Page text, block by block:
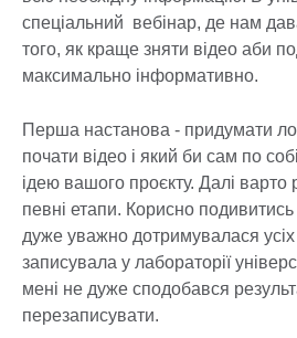
спеціальний вебінар, де нам
того, як краще зняти відео аби
максимально інформативно.
Перша настанова - придумати
почати відео і який би сам по
ідею вашого проєкту. Далі варто
певні етапи. Корисно подивитись
дуже уважно дотримувалася
записувала у лабораторії
мені не дуже сподобався
перезаписувати.